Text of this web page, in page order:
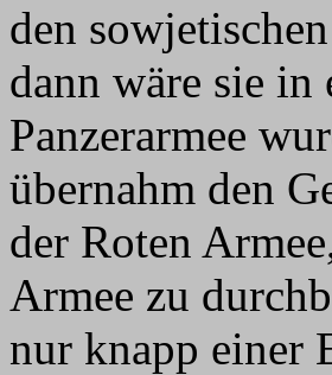
den
dann wäre sie in
Panzerarmee
übernahm den
der Roten
Armee zu
nur knapp einer